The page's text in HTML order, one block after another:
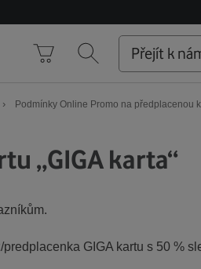
Košík
VyhledáváníPřejít k
›
Podmínky Online Promo na předplacenou
„GIGA karta“
GIGA kartu s 50 %